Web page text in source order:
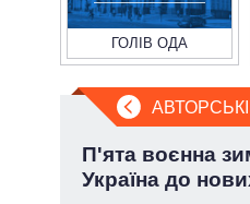
ГОЛІВ ОДА
П'ята воєнна
Україна до